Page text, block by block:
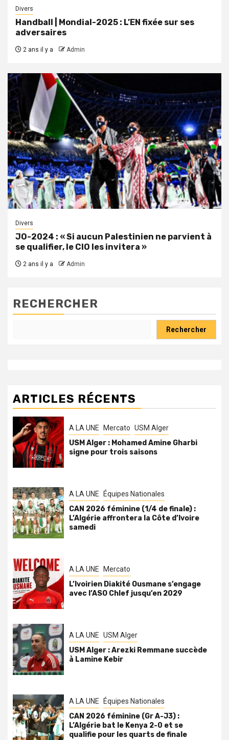
Divers
Handball | Mondial-2025 : L’EN fixée sur ses
adversaires
2 ans il y a Admin
Divers
JO-2024 : « Si aucun Palestinien ne parvient à
se qualifier, le CIO les invitera »
2 ans il y a Admin
RECHERCHER
Rechercher
ARTICLES RÉCENTS
A LA UNE Mercato USM Alger
USM Alger : Mohamed Amine Gharbi
signe pour trois saisons
A LA UNE Équipes Nationales
CAN 2026 féminine (1/4 de finale) :
L’Algérie affrontera la Côte d’Ivoire
samedi
A LA UNE Mercato
L’Ivoirien Diakité Ousmane s’engage
avec l’ASO Chlef jusqu’en 2029
A LA UNE USM Alger
USM Alger : Arezki Remmane succède
à Lamine Kebir
A LA UNE Équipes Nationales
CAN 2026 féminine (Gr A-J3) :
L’Algérie bat le Kenya 2-0 et se
qualifie pour les quarts de finale